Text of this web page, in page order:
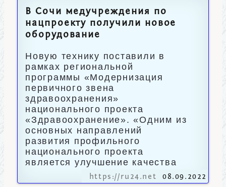
В Сочи медучреждения по
нацпроекту получили новое
оборудование
Новую технику поставили в
рамках региональной
программы «Модернизация
первичного звена
здравоохранения»
национального проекта
«Здравоохранение». «Одним из
основных направлений
развития профильного
национального проекта
является улучшение качества
https://ru24.net 08.09.2022